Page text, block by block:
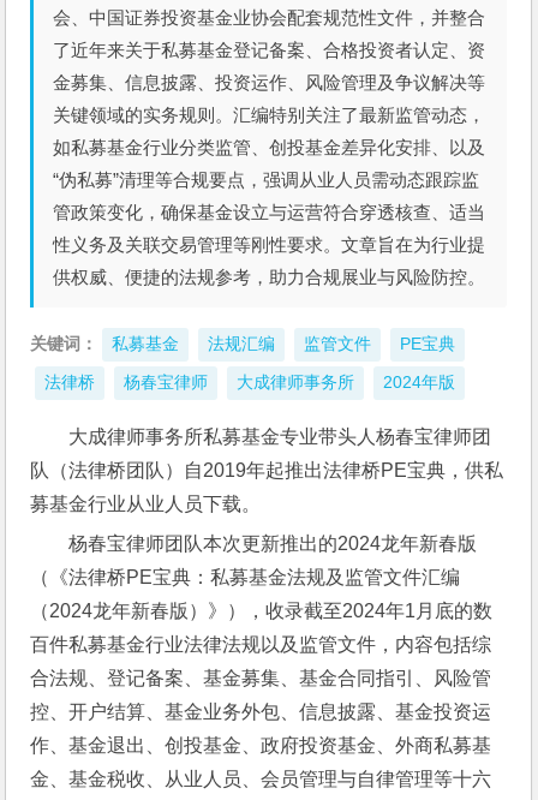
会、中国证券投资基金业协会配套规范性文件，并整合
了近年来关于私募基金登记备案、合格投资者认定、资
金募集、信息披露、投资运作、风险管理及争议解决等
关键领域的实务规则。汇编特别关注了最新监管动态，
如私募基金行业分类监管、创投基金差异化安排、以及
“伪私募”清理等合规要点，强调从业人员需动态跟踪监
管政策变化，确保基金设立与运营符合穿透核查、适当
性义务及关联交易管理等刚性要求。文章旨在为行业提
供权威、便捷的法规参考，助力合规展业与风险防控。
关键词： 私募基金 法规汇编 监管文件 PE宝典
法律桥 杨春宝律师 大成律师事务所 2024年版
大成律师事务所私募基金专业带头人杨春宝律师团
队（法律桥团队）自2019年起推出法律桥PE宝典，供私
募基金行业从业人员下载。
杨春宝律师团队本次更新推出的2024龙年新春版
（《法律桥PE宝典：私募基金法规及监管文件汇编
（2024龙年新春版）》），收录截至2024年1月底的数
百件私募基金行业法律法规以及监管文件，内容包括综
合法规、登记备案、基金募集、基金合同指引、风险管
控、开户结算、基金业务外包、信息披露、基金投资运
作、基金退出、创投基金、政府投资基金、外商私募基
金、基金税收、从业人员、会员管理与自律管理等十六